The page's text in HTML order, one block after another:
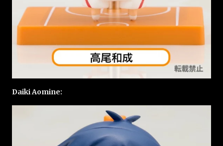
Daiki Aomine: